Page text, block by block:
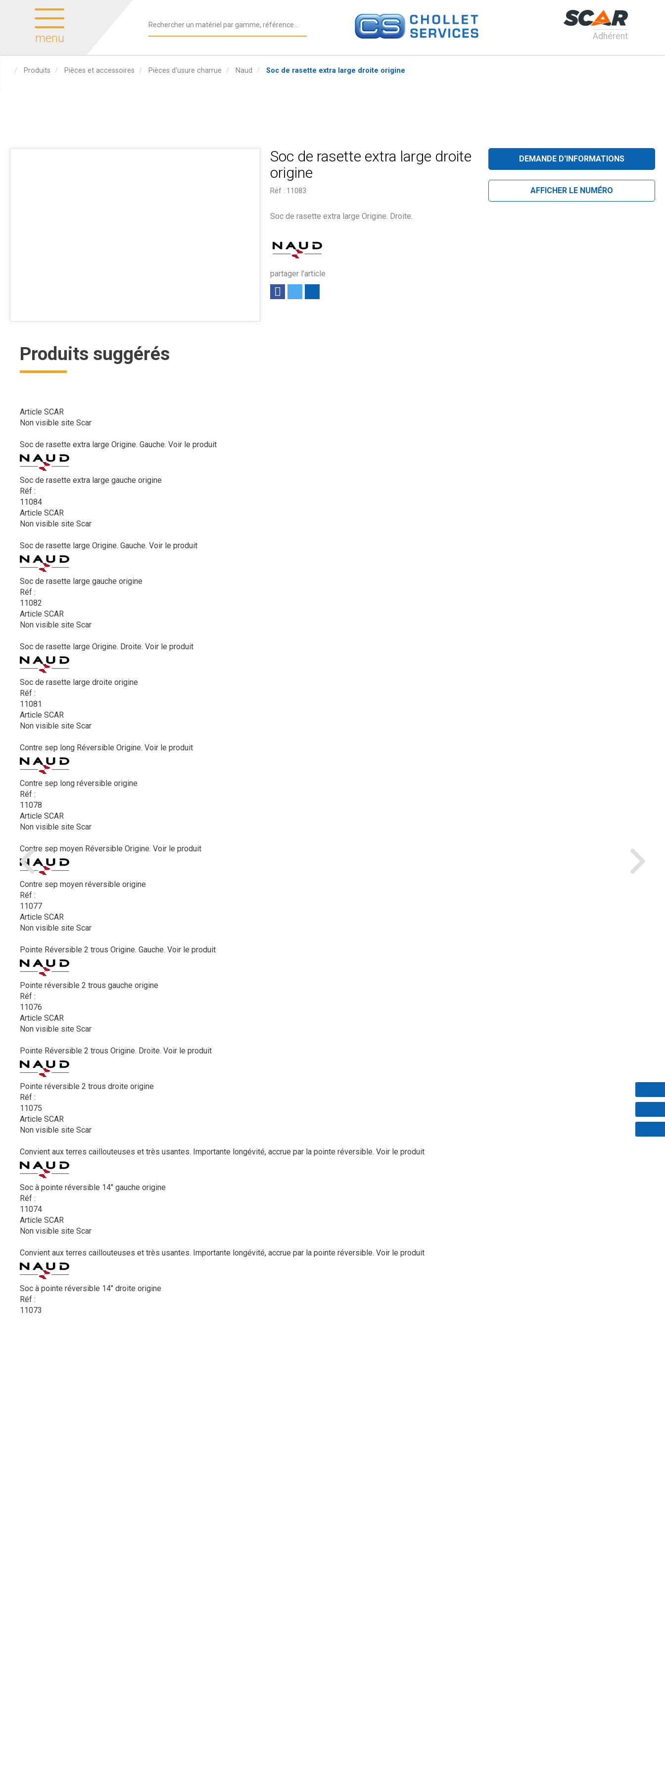
menu Adhérent
Produits Pièces et accessoires Pièces d'usure charrue Naud Soc de rasette extra large droite origine
Soc de rasette extra large droite
origine
Réf : 11083
partager l'article
Soc de rasette extra large Origine. Droite.
DEMANDE D'INFORMATIONS
AFFICHER LE NUMÉRO
Produits suggérés
Article SCAR
Non visible site Scar
Soc de rasette extra large Origine. Gauche. Voir le produit
Soc de rasette extra large gauche origine
Réf :
11084
Article SCAR
Non visible site Scar
Soc de rasette large Origine. Gauche. Voir le produit
Soc de rasette large gauche origine
Réf :
11082
Article SCAR
Non visible site Scar
Soc de rasette large Origine. Droite. Voir le produit
Soc de rasette large droite origine
Réf :
11081
Article SCAR
Non visible site Scar
Contre sep long Réversible Origine. Voir le produit
Contre sep long réversible origine
Réf :
11078
Article SCAR
Non visible site Scar
Contre sep moyen Réversible Origine. Voir le produit
Contre sep moyen réversible origine
Réf :
11077
Article SCAR
Non visible site Scar
Pointe Réversible 2 trous Origine. Gauche. Voir le produit
Pointe réversible 2 trous gauche origine
Réf :
11076
Article SCAR
Non visible site Scar
Pointe Réversible 2 trous Origine. Droite. Voir le produit
Pointe réversible 2 trous droite origine
Réf :
11075
Article SCAR
Non visible site Scar
Convient aux terres caillouteuses et très usantes. Importante longévité, accrue par la pointe réversible. Voir le produit
Soc à pointe réversible 14" gauche origine
Réf :
11074
Article SCAR
Non visible site Scar
Convient aux terres caillouteuses et très usantes. Importante longévité, accrue par la pointe réversible. Voir le produit
Soc à pointe réversible 14" droite origine
Réf :
11073